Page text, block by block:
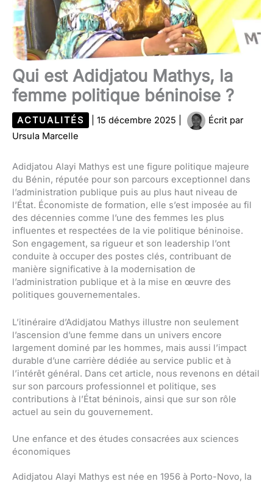
Qui est Adidjatou Mathys, la
femme politique béninoise ?
ACTUALITÉS 15 décembre 2025
Écrit par
Ursula Marcelle
Adidjatou Alayi Mathys est une figure politique majeure
du Bénin, réputée pour son parcours exceptionnel dans
l’administration publique puis au plus haut niveau de
l’État. Économiste de formation, elle s’est imposée au fil
des décennies comme l’une des femmes les plus
influentes et respectées de la vie politique béninoise.
Son engagement, sa rigueur et son leadership l’ont
conduite à occuper des postes clés, contribuant de
manière significative à la modernisation de
l’administration publique et à la mise en œuvre des
politiques gouvernementales.
L’itinéraire d’Adidjatou Mathys illustre non seulement
l’ascension d’une femme dans un univers encore
largement dominé par les hommes, mais aussi l’impact
durable d’une carrière dédiée au service public et à
l’intérêt général. Dans cet article, nous revenons en détail
sur son parcours professionnel et politique, ses
contributions à l’État béninois, ainsi que sur son rôle
actuel au sein du gouvernement.
Une enfance et des études consacrées aux sciences
économiques
Adidjatou Alayi Mathys est née en 1956 à Porto-Novo, la